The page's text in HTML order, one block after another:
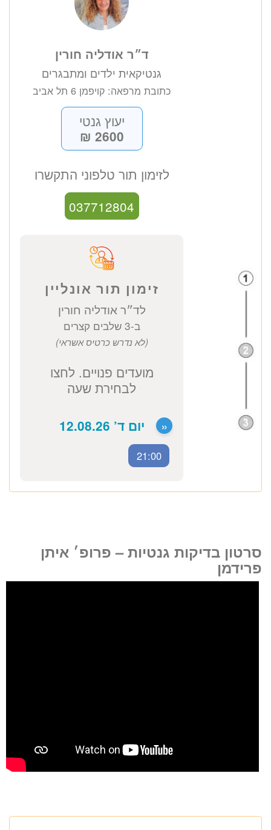
ד״ר אודליה חורין
כתובת מרפאה: קויפמן 6 תל אביב
יעוץ גנטי
2600 ₪
לזימון תור טלפוני התקשרו
037712804
זימון תור אונליין
לד״ר אודליה חורין
מועדים פנויים. לחצו
לבחירת שעה
סרטון בדיקות גנטיות – פרופ׳ איתן
פרידמן